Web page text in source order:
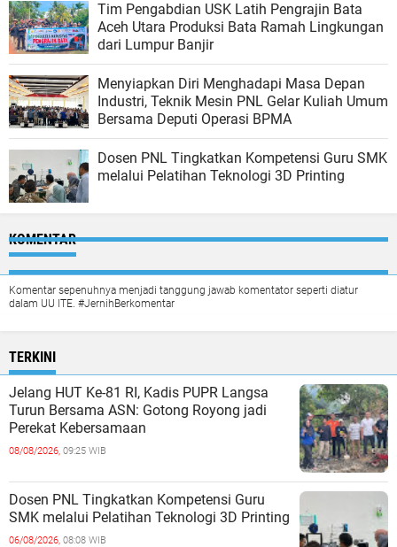
Tim Pengabdian USK Latih Pengrajin Bata
Aceh Utara Produksi Bata Ramah Lingkungan
dari Lumpur Banjir
Menyiapkan Diri Menghadapi Masa Depan
Industri, Teknik Mesin PNL Gelar Kuliah Umum
Bersama Deputi Operasi BPMA
Dosen PNL Tingkatkan Kompetensi Guru SMK
melalui Pelatihan Teknologi 3D Printing
KOMENTAR
Komentar sepenuhnya menjadi tanggung jawab komentator seperti diatur
dalam UU ITE. #JernihBerkomentar
TERKINI
Jelang HUT Ke-81 RI, Kadis PUPR Langsa
Turun Bersama ASN: Gotong Royong jadi
Perekat Kebersamaan
08/08/2026, 09:25 WIB
Dosen PNL Tingkatkan Kompetensi Guru
SMK melalui Pelatihan Teknologi 3D Printing
06/08/2026, 08:08 WIB